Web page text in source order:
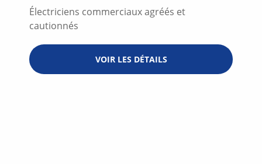
Électriciens commerciaux agréés et
cautionnés
VOIR LES DÉTAILS